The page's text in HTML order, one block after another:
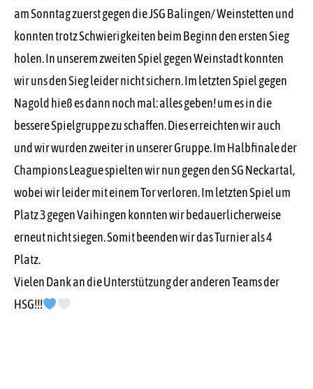
am Sonntag zuerst gegen die JSG Balingen/ Weinstetten und
konnten trotz Schwierigkeiten beim Beginn den ersten Sieg
holen. In unserem zweiten Spiel gegen Weinstadt konnten
wir uns den Sieg leider nicht sichern. Im letzten Spiel gegen
Nagold hieß es dann noch mal: alles geben! um es in die
bessere Spielgruppe zu schaffen. Dies erreichten wir auch
und wir wurden zweiter in unserer Gruppe. Im Halbfinale der
Champions League spielten wir nun gegen den SG Neckartal,
wobei wir leider mit einem Tor verloren. Im letzten Spiel um
Platz 3 gegen Vaihingen konnten wir bedauerlicherweise
erneut nicht siegen. Somit beenden wir das Turnier als 4
Platz.
Vielen Dank an die Unterstützung der anderen Teams der
HSG!!!